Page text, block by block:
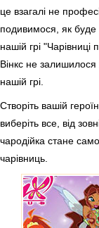
це взагалі не
подивимося, як буде
нашій грі
Вінкс не
нашій грі.
Створіть вашій
виберіть все, від
чародійка стане
чарівниць.